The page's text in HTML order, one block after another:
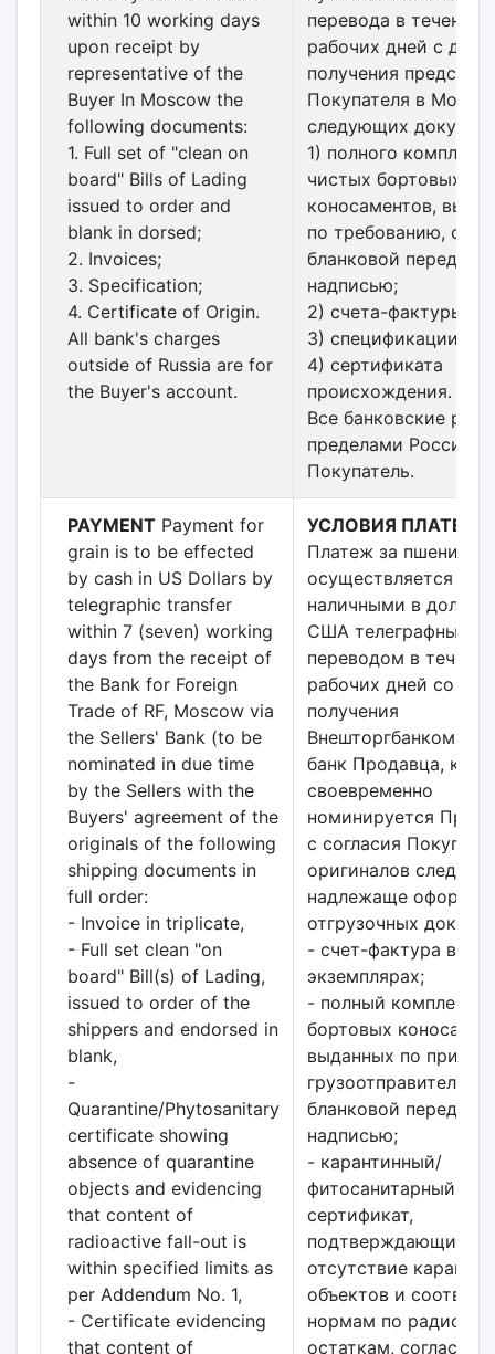
within 10 working days
upon receipt by
representative of the
Buyer In Moscow the
following documents:
1. Full set of "clean on
board" Bills of Lading
issued to order and
blank in dorsed;
2. Invoices;
3. Specification;
4. Certificate of Origin.
All bank's charges
outside of Russia are for
the Buyer's account.
перевода в течение
рабочих дней с даты
получения
Покупателя в
следующих
1) полного
чистых бортовых
коносаментов,
по требованию, с
бланковой
надписью;
2) счета-фактуры;
3) спецификации;
4) сертификата
происхождения.
Все банковские
пределами России
Покупатель.
PAYMENTPayment for
grain is to be effected
by cash in US Dollars by
telegraphic transfer
within 7 (seven) working
days from the receipt of
the Bank for Foreign
Trade of RF, Moscow via
the Sellers' Bank (to be
nominated in due time
by the Sellers with the
Buyers' agreement of the
originals of the following
shipping documents in
full order:
- Invoice in triplicate,
- Full set clean "on
board" Bill(s) of Lading,
issued to order of the
shippers and endorsed in
blank,
-
Quarantine/Phytosanitary
certificate showing
absence of quarantine
objects and evidencing
that content of
radioactive fall-out is
within specified limits as
per Addendum No. 1,
- Certificate evidencing
that content of
УСЛОВИЯ ПЛАТЕЖА
Платеж за пшеницу
осуществляется
наличными в
США телеграфным
переводом в
рабочих дней со дня
получения
Внешторгбанком РФ
банк Продавца,
своевременно
номинируется
с согласия
оригиналов
надлежаще
отгрузочных
- счет-фактура в 3
экземплярах;
- полный комплект
бортовых
выданных по
грузоотправителей с
бланковой
надписью;
- карантинный/
фитосанитарный
сертификат,
подтверждающий
отсутствие
объектов и
нормам по
остаткам, согласно